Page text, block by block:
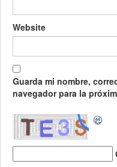
Website
Guarda mi nombre,
navegador para la